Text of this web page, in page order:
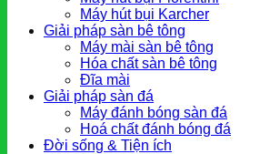
Máy hút bụi Karcher
Giải pháp sàn bê tông
Máy mài sàn bê tông
Hóa chất sàn bê tông
Đĩa mài
Giải pháp sàn đá
Máy đánh bóng sàn đá
Hoá chất đánh bóng đá
Đời sống & Tiện ích